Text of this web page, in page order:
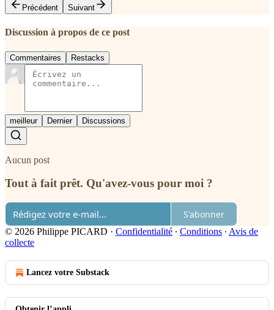
Précédent
Suivant
Discussion à propos de ce post
Commentaires Restacks
meilleur Dernier Discussions
Aucun post
Tout à fait prêt. Qu'avez-vous pour moi ?
S'abonner
© 2026 Philippe PICARD · Confidentialité ∙ Conditions ∙ Avis de
collecte
Lancez votre Substack